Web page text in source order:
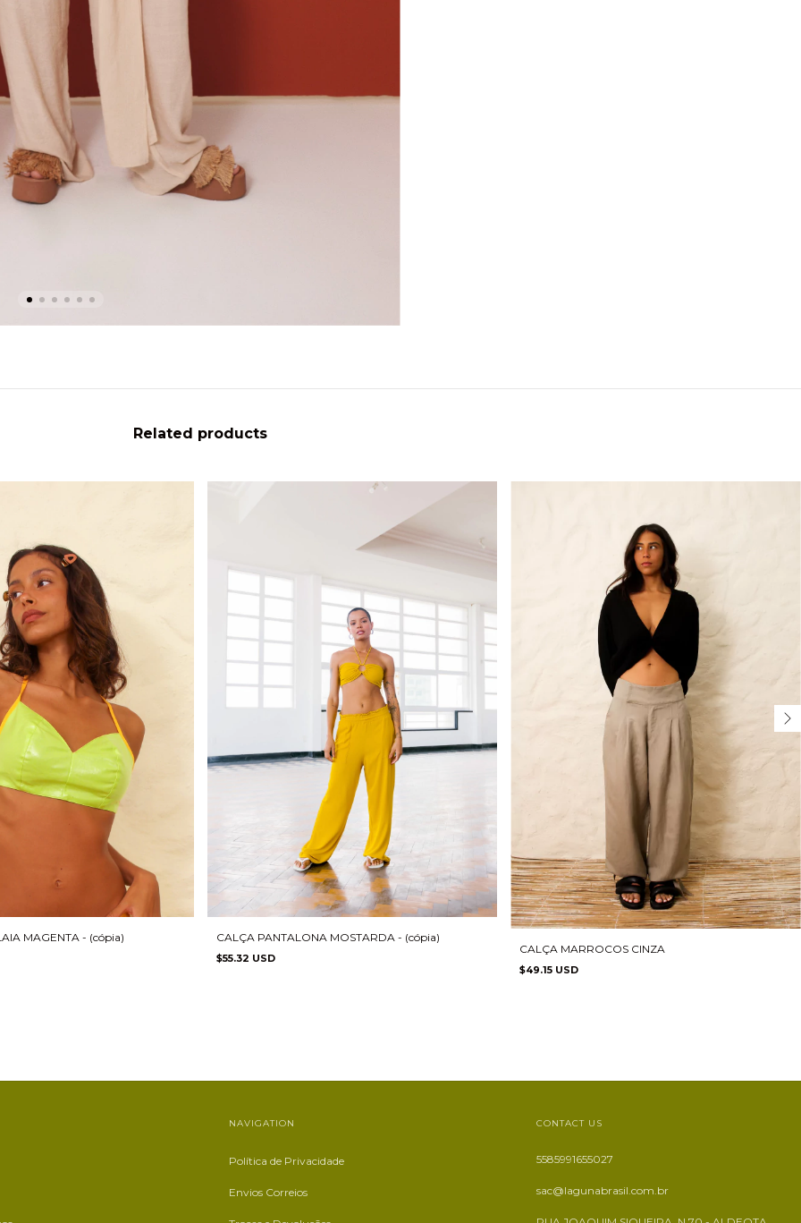
Related products
MAGENTA - (cópia) CALÇA PANTALONA MOSTARDA - (cópia)
$55.32 USD
CALÇA MARROCOS CINZA
$49.15 USD
NAVIGATION
Política de Privacidade
Envios Correios
CONTACT US
5585991655027
sac@lagunabrasil.com.br